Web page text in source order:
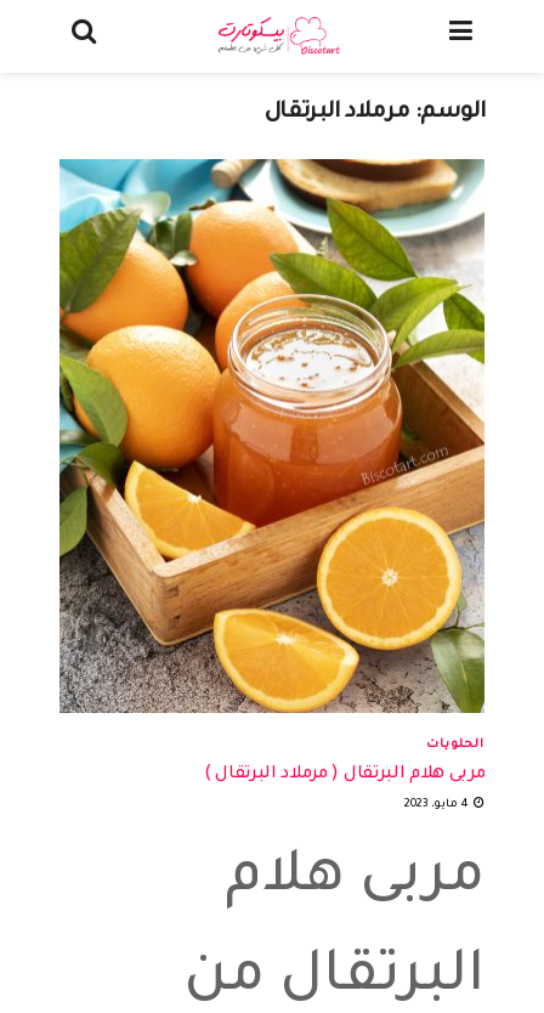
الوسم: مرملاد البرتقال
الحلويات
مربى هلام البرتقال ( مرملاد البرتقال )
مربى هلام
البرتقال من